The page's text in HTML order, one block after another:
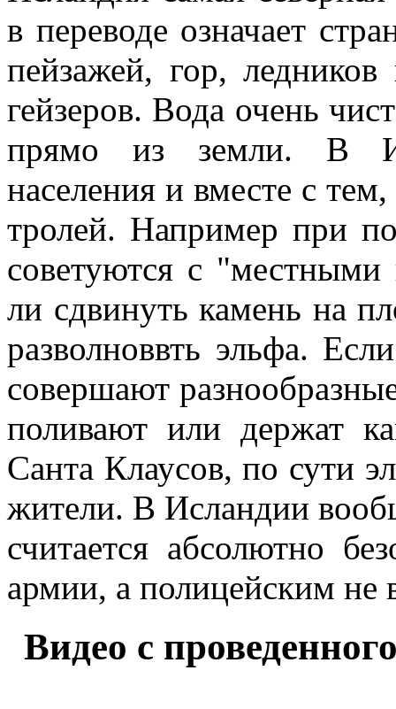
в переводе означает
пейзажей, гор,
гейзеров. Вода очень
прямо из земли. В
населения и вместе с
тролей. Например при
советуются с
ли сдвинуть камень на
разволноввть эльфа.
совершают
поливают или держат
Санта Клаусов, по сути
жители. В Исландии
считается абсолютно
армии, а полицейским не
Видео с